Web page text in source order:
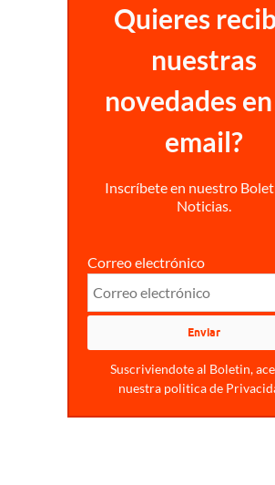
Quieres
nuestras
novedades
email?
Inscríbete en nuestro
Noticias.
Correo electrónico
Suscriviendote al Boletin,
nuestra politica de